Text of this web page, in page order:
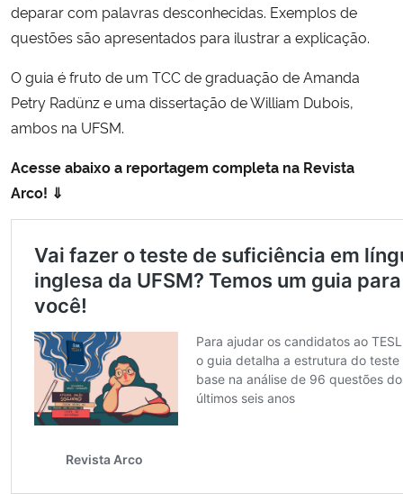
deparar com palavras desconhecidas. Exemplos de
questões são apresentados para ilustrar a explicação.
O guia é fruto de um TCC de graduação de Amanda
Petry Radünz e uma dissertação de William Dubois,
ambos na UFSM.
Acesse abaixo a reportagem completa na Revista
Arco! ⇓